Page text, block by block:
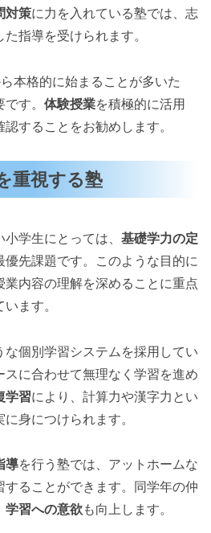
対策に力を入れている塾では、志
指導を受けられます。
本格的に始まることが多いた
す。 体験授業を積極的に活用
することをお勧めします。
重視する塾
学生にとっては、 基礎学力の定
優先課題です。このような目的に
内容の理解を深めることに重点
ます。
な個別学習システムを採用してい
スに合わせて無理なく学習を進め
学習により、計算力や漢字力とい
身につけられます。
導を行う塾では、アットホームな
ることができます。同学年の仲
学習への意欲も向上します。